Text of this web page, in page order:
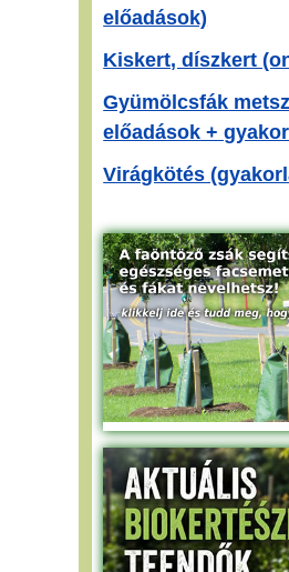
előadások)
Kiskert, díszkert
Gyümölcsfák
előadások +
Virágkötés